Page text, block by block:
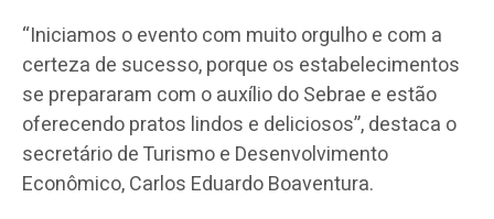
“Iniciamos o evento com muito orgulho e com a
certeza de sucesso, porque os estabelecimentos
se prepararam com o auxílio do Sebrae e estão
oferecendo pratos lindos e deliciosos”, destaca o
secretário de Turismo e Desenvolvimento
Econômico, Carlos Eduardo Boaventura.